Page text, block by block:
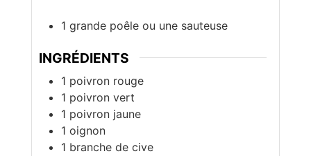
1 grande poêle ou une sauteuse
INGRÉDIENTS
1 poivron rouge
1 poivron vert
1 poivron jaune
1 oignon
1 branche de cive